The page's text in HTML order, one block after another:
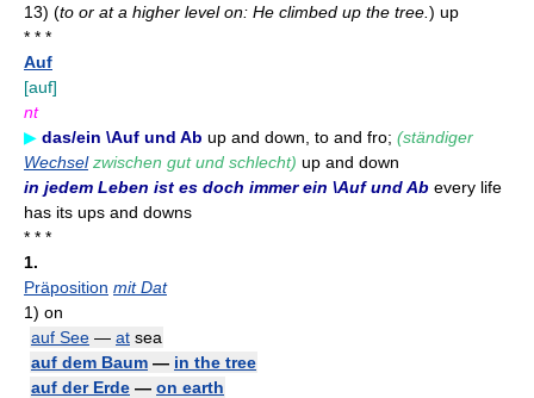
13) (to or at a higher level on: He climbed up the tree. ) up
* * *
Auf
[auf]
nt
▶ das/ein \Auf und Ab up and down, to and fro; (ständiger
Wechselzwischen gut und schlecht) up and down
in jedem Leben ist es doch immer ein \Auf und Ab every life
has its ups and downs
* * *
1.
Präposition mit Dat
1) on
auf See — at sea
auf dem Baum — in the tree
auf der Erde — on earth